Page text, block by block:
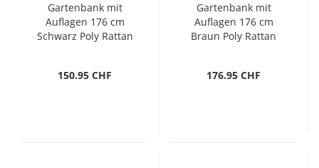
Gartenbank mit
Auflagen 176 cm
Schwarz Poly Rattan
150.95 CHF
Gartenbank mit
Auflagen 176 cm
Braun Poly Rattan
176.95 CHF